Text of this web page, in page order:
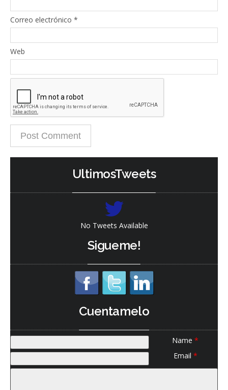
Correo electrónico *
Web
UltimosTweets
No Tweets Available
Sigueme!
Cuentamelo
Name*
Email *